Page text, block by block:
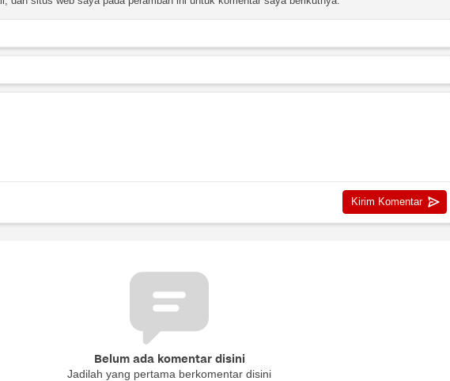
Belum ada komentar disini
Jadilah yang pertama berkomentar disini